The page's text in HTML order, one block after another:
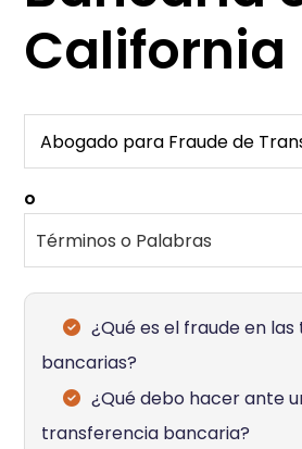
California
o
¿Qué es el fraude en
bancarias?
¿Qué debo hacer ante
transferencia bancaria?